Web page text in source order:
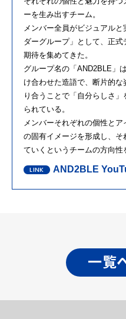
ーを生み出すチーム。
メンバー全員がビジュアル
ダーグループ」として、正
期待を集めてきた。
グループ名の「AND2BLE」
け合わせた造語で、断片的
り合うことで「自分らしさ
られている。
メンバーそれぞれの個性と
の固有イメージを形成し、
ていくというチームの方向性
AND2BLE
一覧